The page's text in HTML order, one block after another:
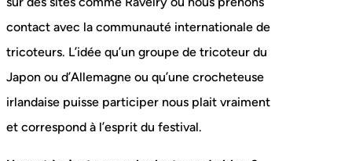
contact avec la communauté internationale de
tricoteurs. L’idée qu’un groupe de tricoteur du
Japon ou d’Allemagne ou qu’une crocheteuse
irlandaise puisse participer nous plait vraiment
et correspond à l’esprit du festival.